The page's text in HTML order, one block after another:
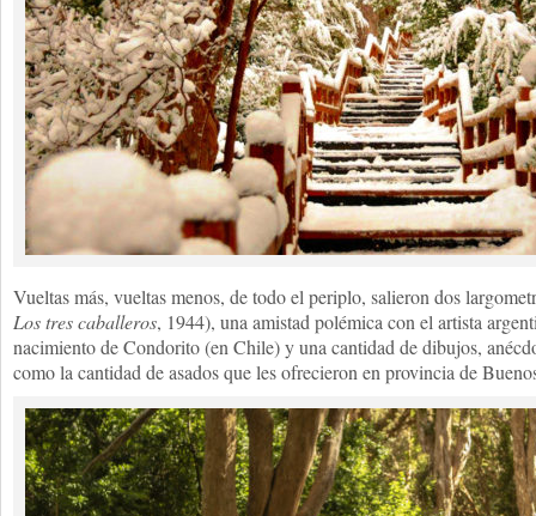
Vueltas más, vueltas menos, de todo el periplo, salieron dos
Los tres caballeros, 1944), una amistad polémica con el artista
nacimiento de Condorito (en Chile) y una cantidad de dibujos,
como la cantidad de asados que les ofrecieron en provincia de